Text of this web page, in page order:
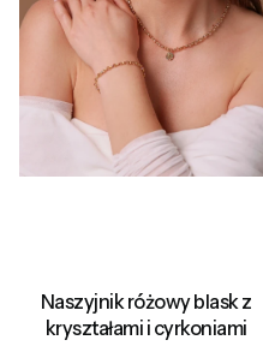
Naszyjnik różowy blask z
kryształami i cyrkoniami